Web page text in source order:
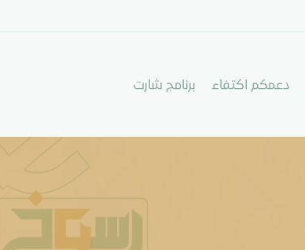
دعمكم اكتفاء برنامج شارت